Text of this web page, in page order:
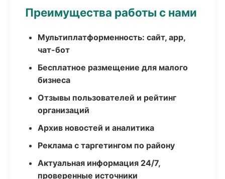
Преимущества работы с нами
Мультиплатформенность: сайт, app,
чат-бот
Бесплатное размещение для малого
бизнеса
Отзывы пользователей и рейтинг
организаций
Архив новостей и аналитика
Реклама с таргетингом по району
Актуальная информация 24/7,
проверенные источники